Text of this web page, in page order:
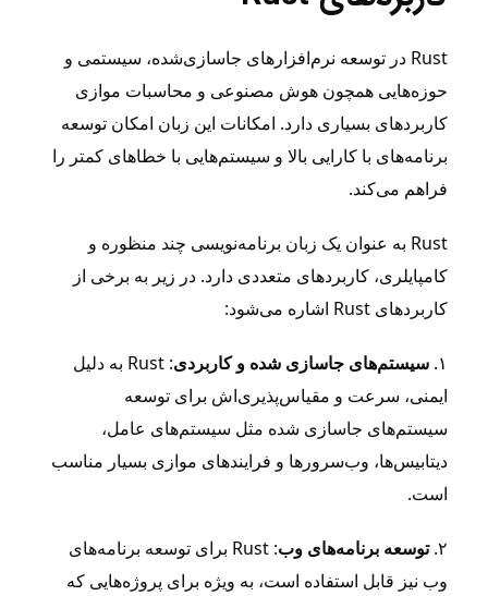
Rust در توسعه نرم‌افزارهای جاسازی‌شده، سیستمی و
حوزه‌هایی همچون هوش مصنوعی و محاسبات موازی
کاربردهای بسیاری دارد. امکانات این زبان امکان توسعه
برنامه‌های با کارایی بالا و سیستم‌هایی با خطاهای کمتر را
فراهم می‌کند.
Rust به عنوان یک زبان برنامه‌نویسی چند منظوره و
کامپایلری، کاربردهای متعددی دارد. در زیر به برخی از
کاربردهای Rust اشاره می‌شود:
۱. سیستم‌های جاسازی شده و کاربردی
: Rust به دلیل
ایمنی، سرعت و مقیاس‌پذیری‌اش برای توسعه
سیستم‌های جاسازی شده مثل سیستم‌های عامل،
دیتابیس‌ها، وب‌سرورها و فرایندهای موازی بسیار مناسب
است.
۲. توسعه برنامه‌های وب
: Rust برای توسعه برنامه‌های
وب نیز قابل استفاده است، به ویژه برای پروژه‌هایی که